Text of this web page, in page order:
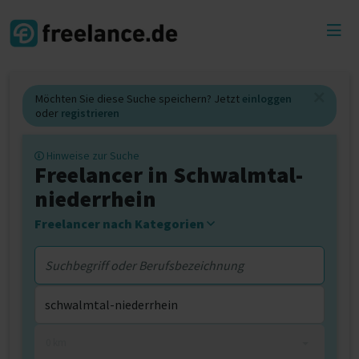
Möchten Sie diese Suche speichern? Jetzt einloggen
oder registrieren
Hinweise zur Suche
Freelancer in Schwalmtal-
niederrhein
Freelancer nach Kategorien